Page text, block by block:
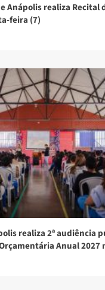
Anápolis realiza Recital
feira (7)
realiza 2ª audiência
Anual 2027